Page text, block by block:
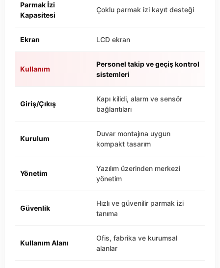
Parmak İzi
Kapasitesi
Çoklu parmak izi kayıt desteği
Ekran LCD ekran
Kullanım
Personel takip ve geçiş kontrol
sistemleri
Giriş/Çıkış
Kapı kilidi, alarm ve sensör
bağlantıları
Kurulum
Duvar montajına uygun
kompakt tasarım
Yönetim
Yazılım üzerinden merkezi
yönetim
Güvenlik
Hızlı ve güvenilir parmak izi
tanıma
Kullanım Alanı
Ofis, fabrika ve kurumsal
alanlar